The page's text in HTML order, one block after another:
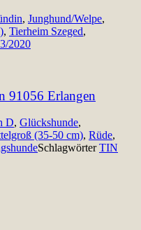
, Junghund/Welpe,
, Tierheim Szeged,
2020
91056 Erlangen
D, Glückshunde,
(35-50 cm), Rüde,
SchlagwörterTIN